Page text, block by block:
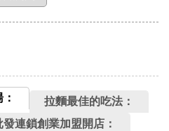
拉麵最佳的吃法：
連鎖創業加盟開店：